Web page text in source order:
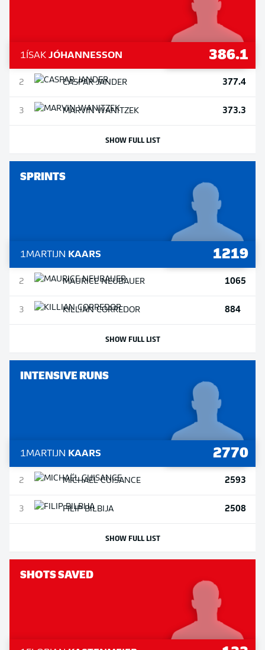
1 ÍSAK JÓHANNESSON 386.1
2 CASPARJANDER 377.4
3 MARVINWANITZEK 373.3
SHOW FULL LIST
SPRINTS
1MARTIJN KAARS 1219
2 MAURICENEUBAUER 1065
3 KILLIANCORREDOR 884
SHOW FULL LIST
INTENSIVE RUNS
1MARTIJN KAARS 2770
2 MICHAËLCUISANCE 2593
3 FILIPBILBIJA 2508
SHOW FULL LIST
SHOTS SAVED